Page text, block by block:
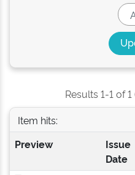
Results 1-1 of
Item hits:
Preview
Issue
Date